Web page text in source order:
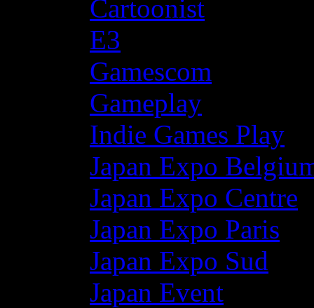
Cartoonist
E3
Gamescom
Gameplay
Indie Games Play
Japan Expo
Japan Expo Centre
Japan Expo Paris
Japan Expo Sud
Japan Event